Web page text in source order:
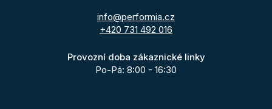
info@performia.cz
+420 731 492 016
Provozní doba zákaznické linky
Po-Pá: 8:00 - 16:30